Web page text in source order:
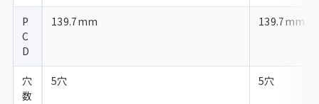
P
C
D
139.7mm 139.7mm
穴
数
5穴 5穴